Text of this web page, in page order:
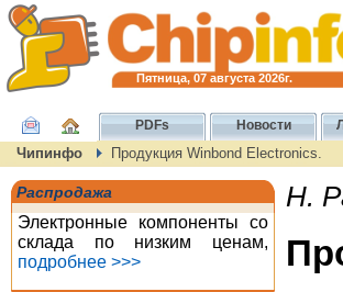
Пятница, 07 августа 2026г.
PDFs Новости
Чипинфо Продукция Winbond Electronics.
Распродажа
Электронные компоненты со
склада по низким ценам,
подробнее >>>
Н.